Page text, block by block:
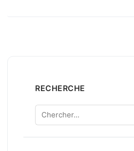
RECHERCHE
Chercher